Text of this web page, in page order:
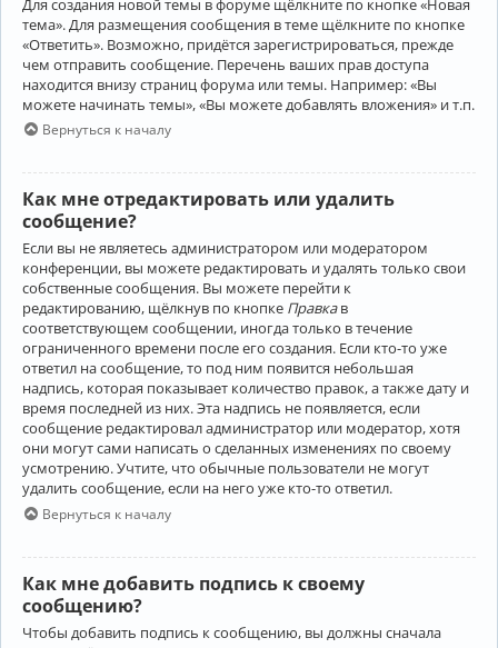
тема». Для размещения сообщения в теме щёлкните по кнопке
«Ответить». Возможно, придётся зарегистрироваться, прежде
чем отправить сообщение. Перечень ваших прав доступа
находится внизу страниц форума или темы. Например: «Вы
можете начинать темы», «Вы можете добавлять вложения» и т.п.
Вернуться к началу
Как мне отредактировать или удалить
сообщение?
Если вы не являетесь администратором или модератором
конференции, вы можете редактировать и удалять только свои
собственные сообщения. Вы можете перейти к
редактированию, щёлкнув по кнопке Правкав
соответствующем сообщении, иногда только в течение
ограниченного времени после его создания. Если кто-то уже
ответил на сообщение, то под ним появится небольшая
надпись, которая показывает количество правок, а также дату и
время последней из них. Эта надпись не появляется, если
сообщение редактировал администратор или модератор, хотя
они могут сами написать о сделанных изменениях по своему
усмотрению. Учтите, что обычные пользователи не могут
удалить сообщение, если на него уже кто-то ответил.
Вернуться к началу
Как мне добавить подпись к своему
сообщению?
Чтобы добавить подпись к сообщению, вы должны сначала